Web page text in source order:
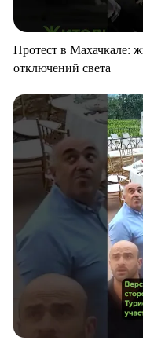
Протест в Махачкале:
отключений света